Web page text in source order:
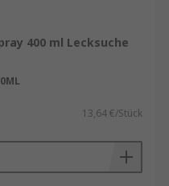
400 ml Lecksuche
13,64 €/Stück